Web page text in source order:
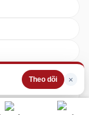
Theo dõi ×